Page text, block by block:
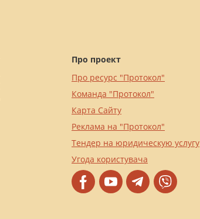
Про проект
Про ресурс "Протокол"
Команда "Протокол"
Карта Сайту
Реклама на "Протокол"
Тендер на юридическую услугу
Угода користувача